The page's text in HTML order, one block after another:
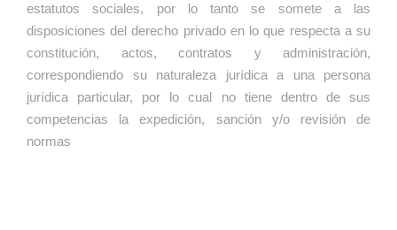
estatutos sociales, por lo tanto se somete a las
disposiciones del derecho privado en lo que respecta a su
constitución, actos, contratos y administración,
correspondiendo su naturaleza jurídica a una persona
jurídica particular, por lo cual no tiene dentro de sus
competencias la expedición, sanción y/o revisión de
normas